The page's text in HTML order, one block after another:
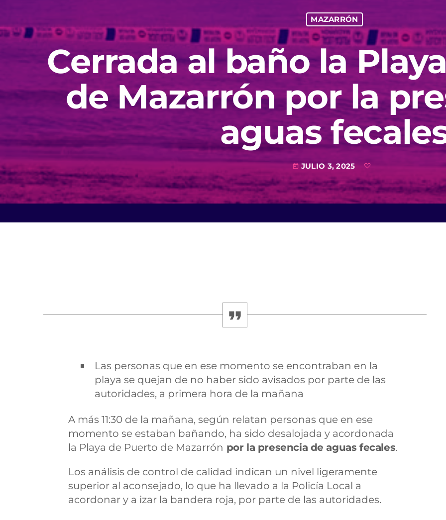
MAZARRÓN
Cerrada al baño la
de Mazarrón por la
aguas
today JULIO 3, 2025
Las personas que en ese momento se encontraban en la
playa se quejan de no haber sido avisados por parte de las
autoridades, a primera hora de la mañana
A más 11:30 de la mañana, según relatan personas que en ese
momento se estaban bañando, ha sido desalojada y acordonada
la Playa de Puerto de Mazarrón por la presencia de aguas fecales.
Los análisis de control de calidad indican un nivel ligeramente
superior al aconsejado, lo que ha llevado a la Policía Local a
acordonar y a izar la bandera roja, por parte de las autoridades.